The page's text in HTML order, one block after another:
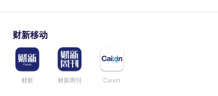
财新移动
财新 财新周刊 Caixin